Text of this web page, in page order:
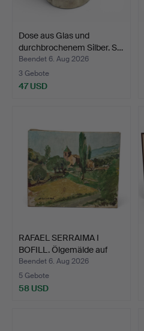
Dose aus Glas und
durchbrochenem Silber. S…
Beendet 6. Aug 2026
3 Gebote
47 USD
RAFAEL SERRAIMA I
BOFILL. Ölgemälde auf
Le…
Beendet 6. Aug 2026
5 Gebote
58 USD